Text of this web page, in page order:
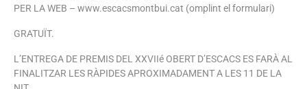
PER LA WEB – www.escacsmontbui.cat (omplint el formulari)
GRATUÏT.
L’ENTREGA DE PREMIS DEL XXVIIé OBERT D’ESCACS ES FARÀ AL
FINALITZAR LES RÀPIDES APROXIMADAMENT A LES 11 DE LA